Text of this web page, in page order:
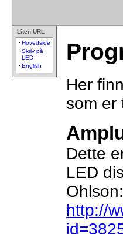
Liten URL
Hovedside
Skriv på
LED
English
Her
som er
Dette
LED
Ohlson:
http://